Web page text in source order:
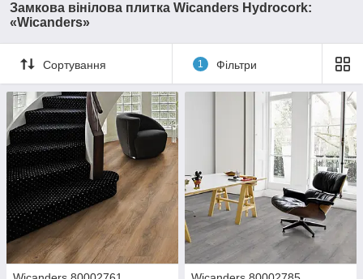
Замкова вінілова плитка Wicanders Hydrocork:
«Wicanders»
Сортування 1 Фільтри